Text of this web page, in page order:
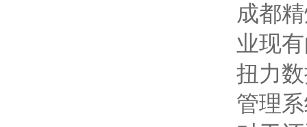
成都
业现
扭力
管理